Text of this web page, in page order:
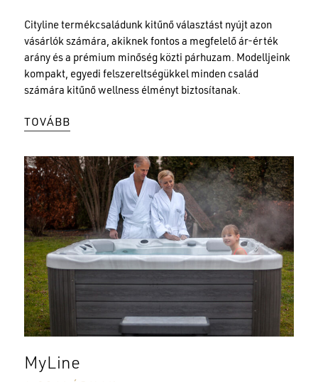
Cityline termékcsaládunk kitűnő választást nyújt azon
vásárlók számára, akiknek fontos a megfelelő ár-érték
arány és a prémium minőség közti párhuzam. Modelljeink
kompakt, egyedi felszereltségükkel minden család
számára kitűnő wellness élményt biztosítanak.
TOVÁBB
MyLine